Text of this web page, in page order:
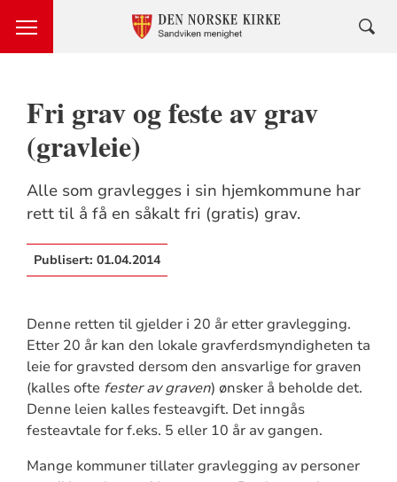
Fri grav og feste av grav
(gravleie)
Alle som gravlegges i sin hjemkommune har
rett til å få en såkalt fri (gratis) grav.
Publisert: 01.04.2014
Denne retten til gjelder i 20 år etter gravlegging.
Etter 20 år kan den lokale gravferdsmyndigheten ta
leie for gravsted dersom den ansvarlige for graven
(kalles ofte fester av graven) ønsker å beholde det.
Denne leien kalles festeavgift. Det inngås
festeavtale for f.eks. 5 eller 10 år av gangen.
Mange kommuner tillater gravlegging av personer